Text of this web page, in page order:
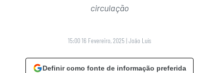
circulação
15:00 16 Fevereiro, 2025 |João Luís
Definir como fonte de informação preferida